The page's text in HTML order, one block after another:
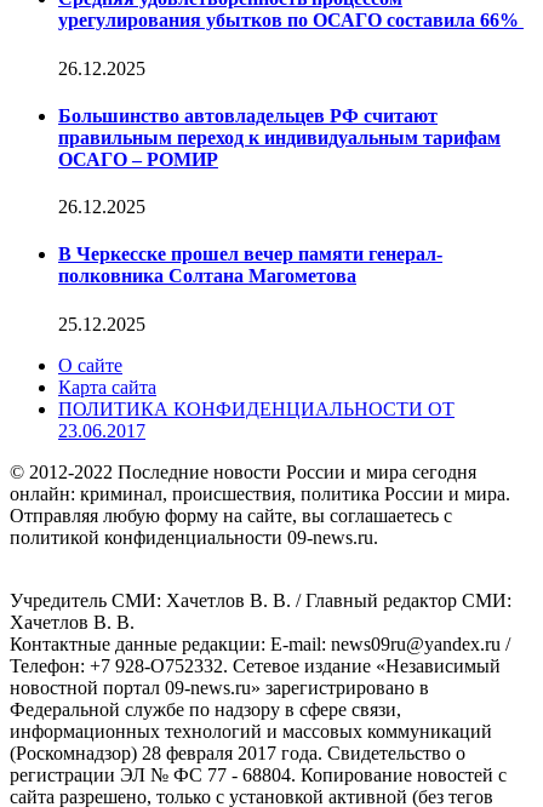
урегулирования убытков по ОСАГО составила 66%
26.12.2025
Большинство автовладельцев РФ считают
правильным переход к индивидуальным тарифам
ОСАГО – РОМИР
26.12.2025
В Черкесске прошел вечер памяти генерал-
полковника Солтана Магометова
25.12.2025
О сайте
Карта сайта
ПОЛИТИКА КОНФИДЕНЦИАЛЬНОСТИ ОТ
23.06.2017
© 2012-2022 Последние новости России и мира сегодня
онлайн: криминал, происшествия, политика России и мира.
Отправляя любую форму на сайте, вы соглашаетесь с
политикой конфиденциальности 09-news.ru.
Учредитель СМИ: Хaчeтлoв B. B. / Главный редактор СМИ:
Хaчeтлoв B. B.
Контактные данные редакции: E-mail: news09ru@yandex.ru /
Телефон: +7 928-O752332. Сетевое издание «Независимый
новостной портал 09-news.ru» зарегистрировано в
Федеральной службе по надзору в сфере связи,
информационных технологий и массовых коммуникаций
(Роскомнадзор) 28 февраля 2017 года. Свидетельство о
регистрации ЭЛ № ФС 77 - 68804. Копирование новостей с
сайта разрешено, только с установкой активной (без тегов